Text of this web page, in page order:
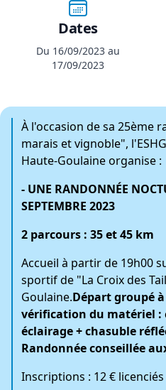
Dates
Du 16/09/2023 au
17/09/2023
À l'occasion de sa 25ème
marais et vignoble",
Haute-Goulaine organise :
- UNE RANDONNÉE
SEPTEMBRE 2023
2 parcours : 35 et 45 km
Accueil à partir de 19h00
sportif de "La Croix des
Goulaine.Départ groupé
vérification du matériel :
éclairage + chasuble
Randonnée conseillée
Inscriptions : 12 €